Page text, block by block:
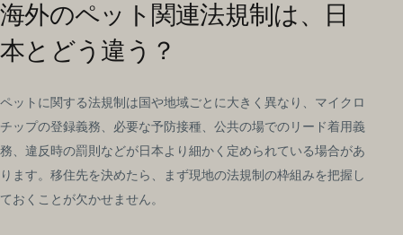
海外のペット関連法規制は、日
本とどう違う？
ペットに関する法規制は国や地域ごとに大きく異なり、マイクロ
チップの登録義務、必要な予防接種、公共の場でのリード着用義
務、違反時の罰則などが日本より細かく定められている場合があ
ります。移住先を決めたら、まず現地の法規制の枠組みを把握し
ておくことが欠かせません。